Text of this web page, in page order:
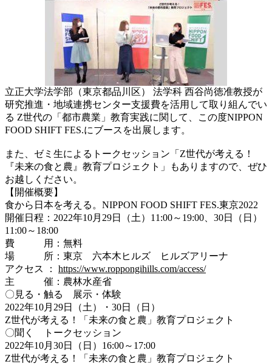
立正大学法学部（東京都品川区） 法学科 西谷尚徳准教授が
研究推進・地域連携センター支援費を活用して取り組んでい
る Z世代の「都市農業」教育実践に関して、この度NIPPON
FOOD SHIFT FES.にブースを出展します。
また、ゼミ生によるトークセッション「Z世代が考える！
『未来の食と農』教育プロジェクト」もありますので、ぜひ
お越しください。
【開催概要】
食から日本を考える。NIPPON FOOD SHIFT FES.東京2022
開催日程：2022年10月29日（土）11:00～19:00、30日（日）
11:00～18:00
費 用：無料
場 所：東京 六本木ヒルズ ヒルズアリーナ
アクセス ： https://www.roppongihills.com/access/
主 催：農林水産省
〇見る・触る 展示・体験
2022年10月29日（土）・30日（日）
Z世代が考える！「未来の食と農」教育プロジェクト
〇聞く トークセッション
2022年10月30日（日）16:00～17:00
Z世代が考える！「未来の食と農」教育プロジェクト